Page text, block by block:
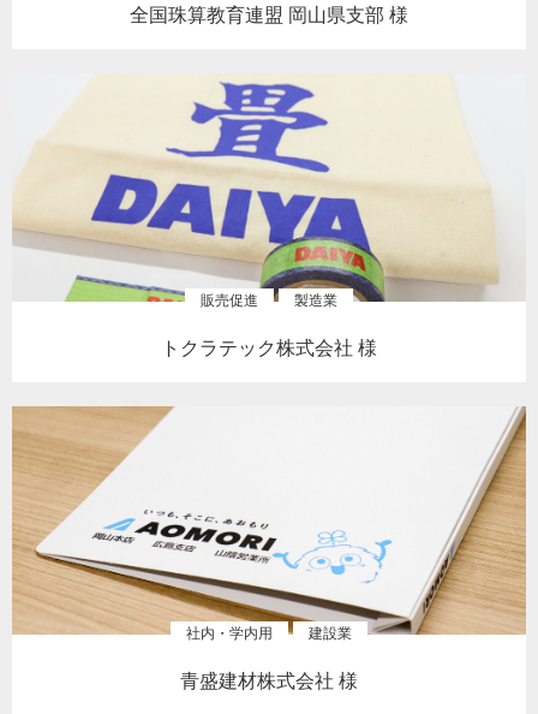
全国珠算教育連盟 岡山県支部 様
販売促進 製造業
トクラテック株式会社 様
社内・学内用 建設業
青盛建材株式会社 様